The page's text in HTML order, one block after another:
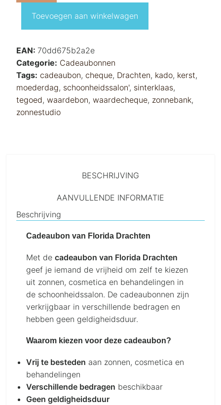
Toevoegen aan winkelwagen
EAN:70dd675b2a2e
Categorie: Cadeaubonnen
Tags: cadeaubon, cheque, Drachten, kado, kerst,
moederdag, schoonheidssalon', sinterklaas,
tegoed,waardebon,waardecheque, zonnebank,
zonnestudio
BESCHRIJVING
AANVULLENDE INFORMATIE
Beschrijving
Cadeaubon van Florida Drachten
Met decadeaubon van Florida Drachten
geef je iemand de vrijheid om zelf te kiezen
uit zonnen, cosmetica en behandelingen in
de schoonheidssalon. De cadeaubonnen zijn
verkrijgbaar in verschillende bedragen en
hebben geen geldigheidsduur.
Waarom kiezen voor deze cadeaubon?
Vrij te besteden aan zonnen, cosmetica en
behandelingen
Verschillende bedragen beschikbaar
Geen geldigheidsduur